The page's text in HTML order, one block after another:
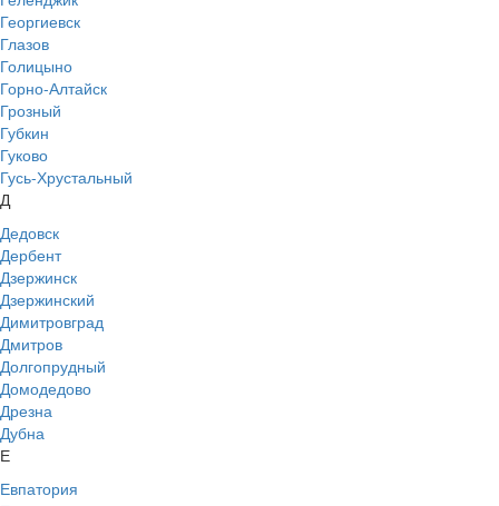
Георгиевск
Глазов
Голицыно
Горно-Алтайск
Грозный
Губкин
Гуково
Гусь-Хрустальный
Д
Дедовск
Дербент
Дзержинск
Дзержинский
Димитровград
Дмитров
Долгопрудный
Домодедово
Дрезна
Дубна
Е
Евпатория